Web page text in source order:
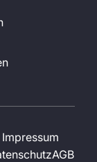
Impressum
AGB